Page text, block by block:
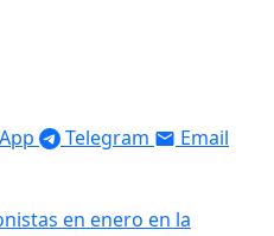
Telegram Email
en enero en la